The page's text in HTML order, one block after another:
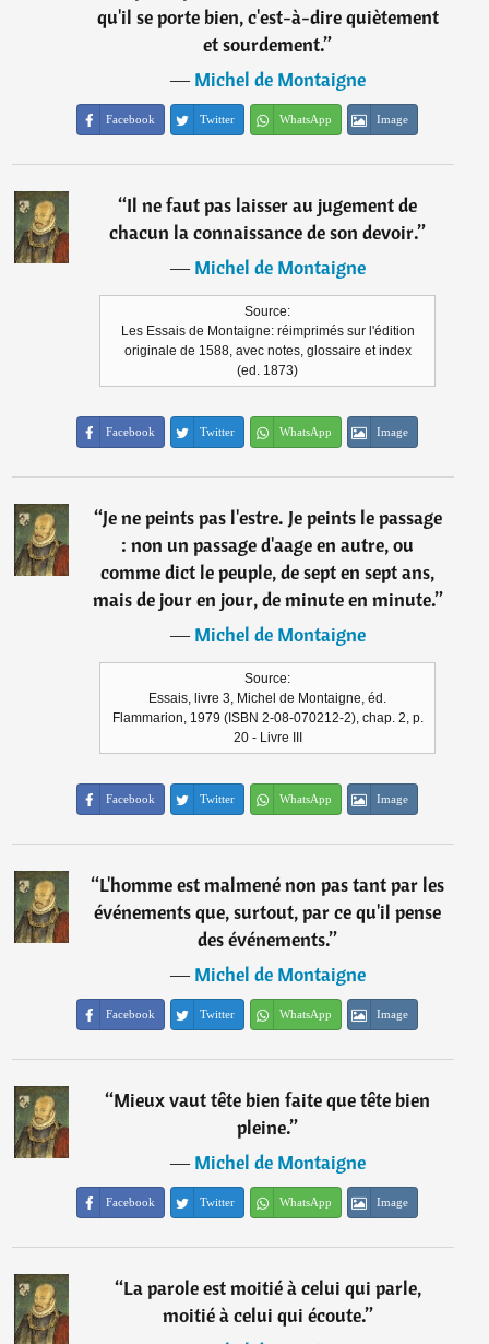
qu'il se porte bien, c'est-à-dire quiètement
et sourdement.”
―Michel de Montaigne
Facebook Twitter WhatsApp Image
“Il ne faut pas laisser au jugement de
chacun la connaissance de son devoir.”
―Michel de Montaigne
Source:
Les Essais de Montaigne: réimprimés sur l'édition
originale de 1588, avec notes, glossaire et index
(ed. 1873)
Facebook Twitter WhatsApp Image
“Je ne peints pas l'estre. Je peints le passage
: non un passage d'aage en autre, ou
comme dict le peuple, de sept en sept ans,
mais de jour en jour, de minute en minute.”
―Michel de Montaigne
Source:
Essais, livre 3, Michel de Montaigne, éd.
Flammarion, 1979 (ISBN 2-08-070212-2), chap. 2, p.
20 - Livre III
Facebook Twitter WhatsApp Image
“L'homme est malmené non pas tant par les
événements que, surtout, par ce qu'il pense
des événements.”
―Michel de Montaigne
Facebook Twitter WhatsApp Image
“Mieux vaut tête bien faite que tête bien
pleine.”
―Michel de Montaigne
Facebook Twitter WhatsApp Image
“La parole est moitié à celui qui parle,
moitié à celui qui écoute.”